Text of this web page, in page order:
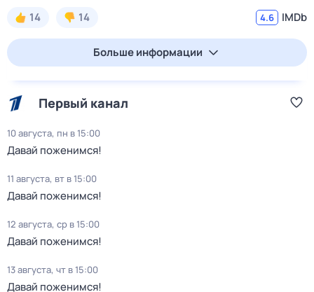
14 14 4.6 IMDb
Больше информации
Первый канал
10 августа, пн в 15:00
Давай поженимся!
11 августа, вт в 15:00
Давай поженимся!
12 августа, ср в 15:00
Давай поженимся!
13 августа, чт в 15:00
Давай поженимся!